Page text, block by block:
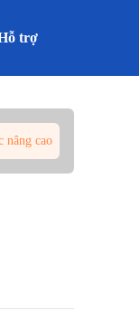
trợ
nâng cao